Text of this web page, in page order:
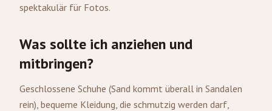
spektakulär für Fotos.
Was sollte ich anziehen und
mitbringen?
Geschlossene Schuhe (Sand kommt überall in Sandalen
rein), bequeme Kleidung, die schmutzig werden darf,